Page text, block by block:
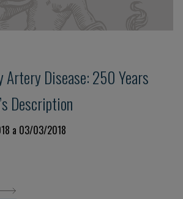
Artery Disease: 250 Years
Description
a 03/03/2018